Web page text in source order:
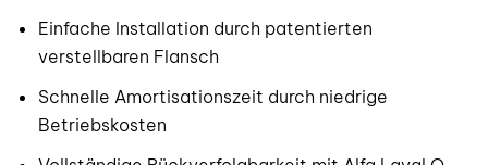
Einfache Installation durch patentierten
verstellbaren Flansch
Schnelle Amortisationszeit durch niedrige
Betriebskosten